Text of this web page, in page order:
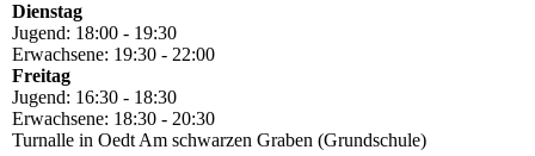
Dienstag
Jugend: 18:00 - 19:30
Erwachsene: 19:30 - 22:00
Freitag
Jugend: 16:30 - 18:30
Erwachsene: 18:30 - 20:30
Turnalle in Oedt Am schwarzen Graben (Grundschule)